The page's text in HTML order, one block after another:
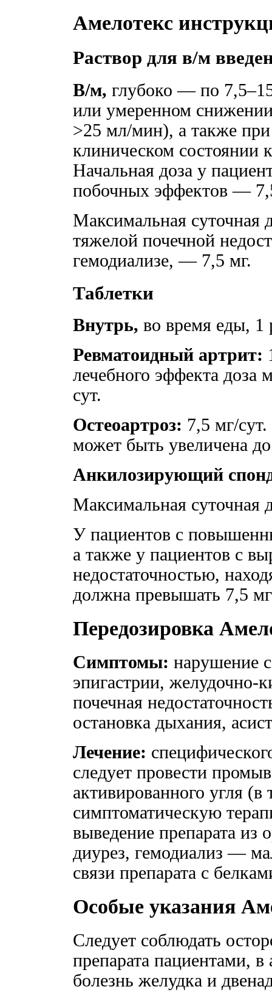
Амелотекс
Раствор для в/м
В/м, глубоко — по
или умеренном
>25 мл/мин), а также при
клиническом состоянии
Начальная доза у
побочных эффектов —
Максимальная суточная
тяжелой почечной
гемодиализе, — 7,5 мг.
Таблетки
Внутрь, во время еды, 1
Ревматоидный артрит:
лечебного эффекта
сут.
Остеоартроз: 7,5 мг/
может быть увеличена
Анкилозирующий
Максимальная суточная
У пациентов с
а также у пациентов с
недостаточностью,
должна превышать 7,5
Передозировка
Симптомы: нарушение
эпигастрии, желудочно-
почечная
остановка дыхания,
Лечение:
следует провести
активированного угля
симптоматическую
выведение препарата
диурез, гемодиализ —
связи препарата с
Особые указания
Следует соблюдать
препарата пациентами,
болезнь желудка и